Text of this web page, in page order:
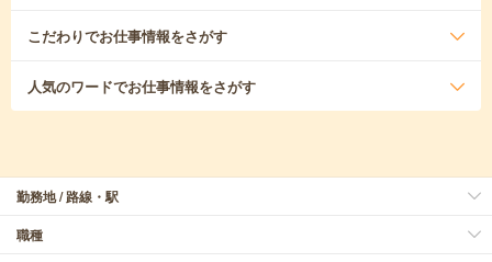
こだわりでお仕事情報をさがす
人気のワードでお仕事情報をさがす
勤務地 / 路線・駅
職種